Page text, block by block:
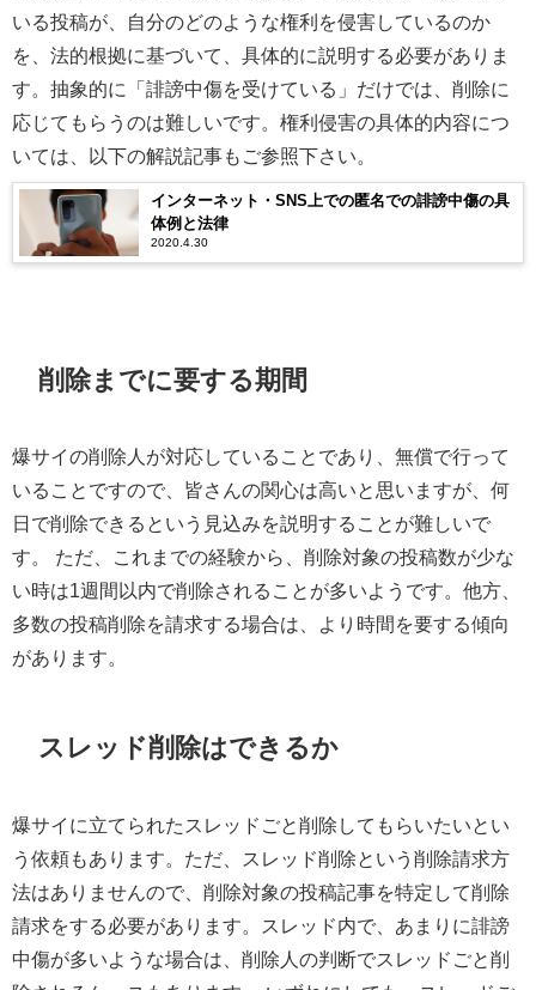
いる投稿が、自分のどのような権利を侵害しているのか
を、法的根拠に基づいて、具体的に説明する必要がありま
す。抽象的に「誹謗中傷を受けている」だけでは、削除に
応じてもらうのは難しいです。権利侵害の具体的内容につ
いては、以下の解説記事もご参照下さい。
インターネット・SNS上での匿名での誹謗中傷の具
体例と法律
2020.4.30
削除までに要する期間
爆サイの削除人が対応していることであり、無償で行って
いることですので、皆さんの関心は高いと思いますが、何
日で削除できるという見込みを説明することが難しいで
す。 ただ、これまでの経験から、削除対象の投稿数が少な
い時は1週間以内で削除されることが多いようです。他方、
多数の投稿削除を請求する場合は、より時間を要する傾向
があります。
スレッド削除はできるか
爆サイに立てられたスレッドごと削除してもらいたいとい
う依頼もあります。ただ、スレッド削除という削除請求方
法はありませんので、削除対象の投稿記事を特定して削除
請求をする必要があります。スレッド内で、あまりに誹謗
中傷が多いような場合は、削除人の判断でスレッドごと削